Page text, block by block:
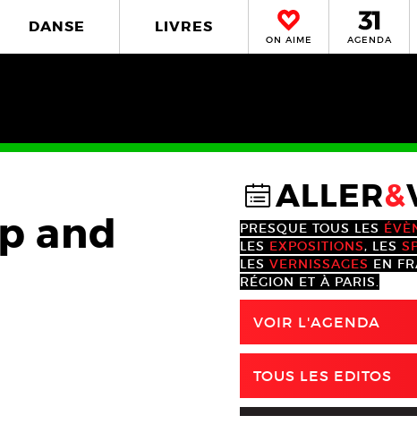
DANSE LIVRES
ON AIME AGENDA
and
@ALLER&
PRESQUE TOUS LES
LES EXPOSITIONS, LES
LES VERNISSAGES EN
RÉGION ET À PARIS.
VOIR L'AGENDA
TOUS LES EDITOS